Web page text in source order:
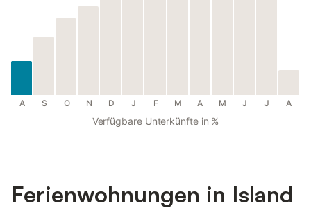
A S O N D J F M A M J J A
Verfügbare Unterkünfte in %
Ferienwohnungen in Island